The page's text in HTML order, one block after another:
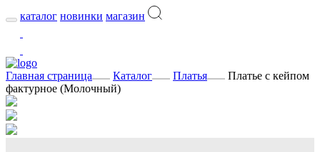
каталог новинки магазин
Главная страница Каталог Платья
Платье с кейпом
фактурное (Молочный)